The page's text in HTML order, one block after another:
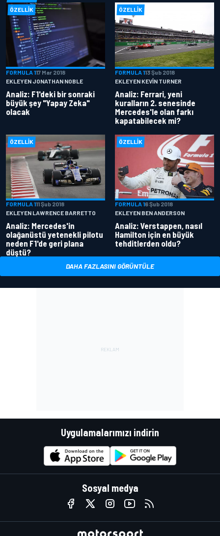
ÖZELLIK
FORMULA 117 Mar 2018
EKLEYEN JONATHAN NOBLE
Analiz: F1'deki bir sonraki
büyük şey "Yapay Zeka"
olacak
ÖZELLIK
FORMULA 113 Şub 2018
EKLEYEN KEVIN TURNER
Analiz: Ferrari, yeni
kuralların 2. senesinde
Mercedes'le olan farkı
kapatabilecek mi?
ÖZELLIK
FORMULA 111 Şub 2018
EKLEYEN LAWRENCE BARRETTO
Analiz: Mercedes'in
olağanüstü yetenekli pilotu
neden F1'de geri plana
düştü?
ÖZELLIK
FORMULA 16 Şub 2018
EKLEYEN BEN ANDERSON
Analiz: Verstappen, nasıl
Hamilton için en büyük
tehditlerden oldu?
DAHA FAZLASINI GÖRÜNTÜLE
Uygulamalarımızı indirin
Sosyal medya